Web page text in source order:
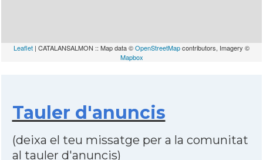
Leaflet | CATALANSALMON :: Map data ©OpenStreetMapcontributors, Imagery ©
Mapbox
Tauler d'anuncis
(deixa el teu missatge per a la comunitat
al tauler d'anuncis)